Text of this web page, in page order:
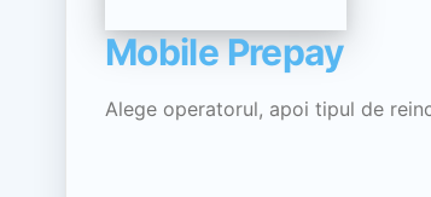
Mobile Prepay
Alege operatorul, apoi tipul de